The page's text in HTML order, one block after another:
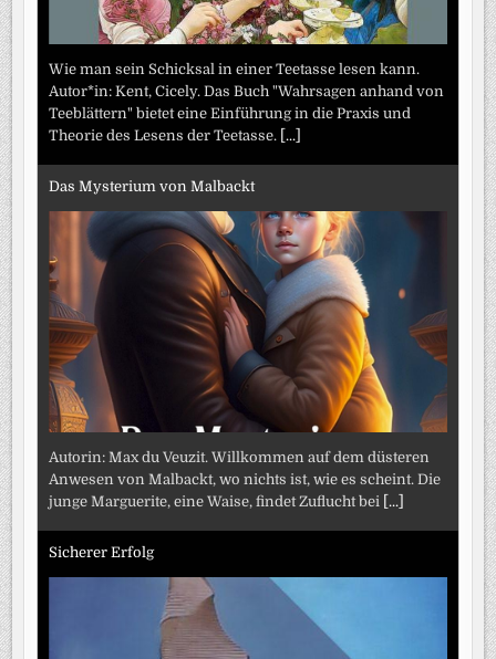
Wie man sein Schicksal in einer Teetasse lesen kann.
Autor*in: Kent, Cicely. Das Buch "Wahrsagen anhand von
Teeblättern" bietet eine Einführung in die Praxis und
Theorie des Lesens der Teetasse. [...]
Das Mysterium von Malbackt
Autorin: Max du Veuzit. Willkommen auf dem düsteren
Anwesen von Malbackt, wo nichts ist, wie es scheint. Die
junge Marguerite, eine Waise, findet Zuflucht bei [...]
Sicherer Erfolg